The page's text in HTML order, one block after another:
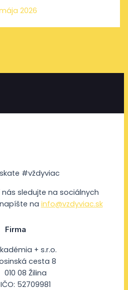
mája 2026
#vždyviac
sledujte na sociálnych
na info@vzdyviac.sk
Firma
+ s.r.o.
cesta 8
010 08 Žilina
IČO: 52709981